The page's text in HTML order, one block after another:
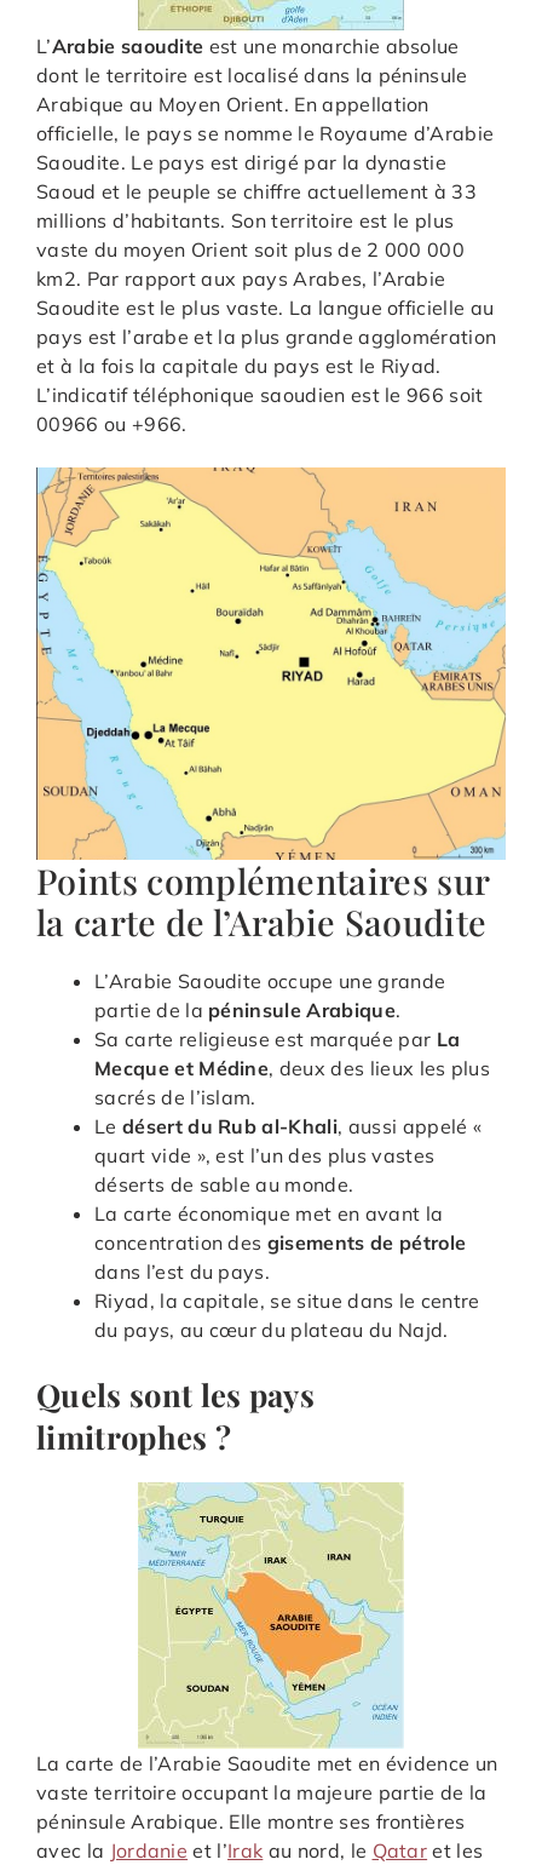
L’Arabie saoudite est une monarchie absolue
dont le territoire est localisé dans la péninsule
Arabique au Moyen Orient. En appellation
officielle, le pays se nomme le Royaume d’Arabie
Saoudite. Le pays est dirigé par la dynastie
Saoud et le peuple se chiffre actuellement à 33
millions d’habitants. Son territoire est le plus
vaste du moyen Orient soit plus de 2 000 000
km2. Par rapport aux pays Arabes, l’Arabie
Saoudite est le plus vaste. La langue officielle au
pays est l’arabe et la plus grande agglomération
et à la fois la capitale du pays est le Riyad.
L’indicatif téléphonique saoudien est le 966 soit
00966 ou +966.
Points complémentaires sur
la carte de l’Arabie Saoudite
L’Arabie Saoudite occupe une grande
partie de la péninsule Arabique.
Sa carte religieuse est marquée par La
Mecque et Médine, deux des lieux les plus
sacrés de l’islam.
Le désert du Rub al-Khali, aussi appelé «
quart vide », est l’un des plus vastes
déserts de sable au monde.
La carte économique met en avant la
concentration des gisements de pétrole
dans l’est du pays.
Riyad, la capitale, se situe dans le centre
du pays, au cœur du plateau du Najd.
Quels sont les pays
limitrophes ?
La carte de l’Arabie Saoudite met en évidence un
vaste territoire occupant la majeure partie de la
péninsule Arabique. Elle montre ses frontières
avec la Jordanie et l’Irak au nord, le Qatar et les